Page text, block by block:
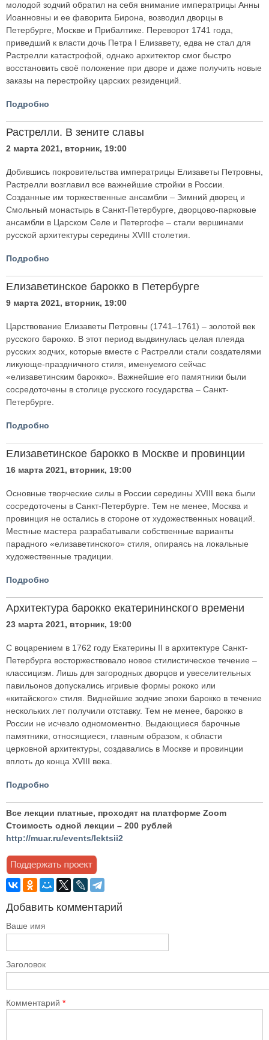
молодой зодчий обратил на себя внимание императрицы Анны
Иоанновны и ее фаворита Бирона, возводил дворцы в
Петербурге, Москве и Прибалтике. Переворот 1741 года,
приведший к власти дочь Петра I Елизавету, едва не стал для
Растрелли катастрофой, однако архитектор смог быстро
восстановить своё положение при дворе и даже получить новые
заказы на перестройку царских резиденций.
Подробно
Растрелли. В зените славы
2 марта 2021, вторник, 19:00
Добившись покровительства императрицы Елизаветы Петровны,
Растрелли возглавил все важнейшие стройки в России.
Созданные им торжественные ансамбли – Зимний дворец и
Смольный монастырь в Санкт-Петербурге, дворцово-парковые
ансамбли в Царском Селе и Петергофе – стали вершинами
русской архитектуры середины XVIII столетия.
Подробно
Елизаветинское барокко в Петербурге
9 марта 2021, вторник, 19:00
Царствование Елизаветы Петровны (1741–1761) – золотой век
русского барокко. В этот период выдвинулась целая плеяда
русских зодчих, которые вместе с Растрелли стали создателями
ликующе-праздничного стиля, именуемого сейчас
«елизаветинским барокко». Важнейшие его памятники были
сосредоточены в столице русского государства – Санкт-
Петербурге.
Подробно
Елизаветинское барокко в Москве и провинции
16 марта 2021, вторник, 19:00
Основные творческие силы в России середины XVIII века были
сосредоточены в Санкт-Петербурге. Тем не менее, Москва и
провинция не остались в стороне от художественных новаций.
Местные мастера разрабатывали собственные варианты
парадного «елизаветинского» стиля, опираясь на локальные
художественные традиции.
Подробно
Архитектура барокко екатерининского времени
23 марта 2021, вторник, 19:00
С воцарением в 1762 году Екатерины II в архитектуре Санкт-
Петербурга восторжествовало новое стилистическое течение –
классицизм. Лишь для загородных дворцов и увеселительных
павильонов допускались игривые формы рококо или
«китайского» стиля. Виднейшие зодчие эпохи барокко в течение
нескольких лет получили отставку. Тем не менее, барокко в
России не исчезло одномоментно. Выдающиеся барочные
памятники, относящиеся, главным образом, к области
церковной архитектуры, создавались в Москве и провинции
вплоть до конца XVIII века.
Подробно
Все лекции платные, проходят на платформе Zoom
Стоимость одной лекции – 200 рублей
http://muar.ru/events/lektsii2
Добавить комментарий
Ваше имя
Заголовок
Комментарий *